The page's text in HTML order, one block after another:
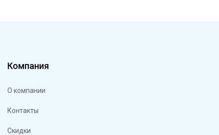
Компания
О компании
Контакты
Скидки